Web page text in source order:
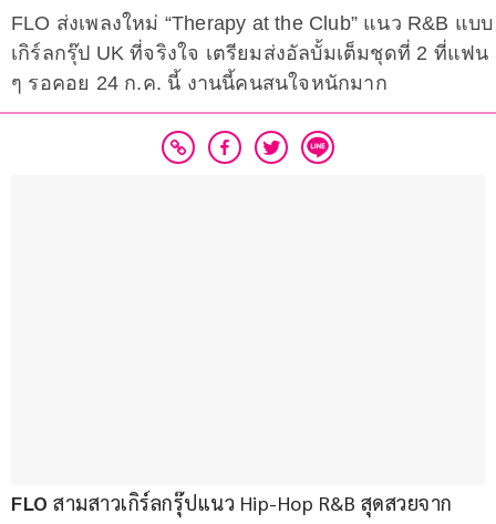
FLO ส่งเพลงใหม่ “Therapy at the Club” แนว R&B แบบ
เกิร์ลกรุ๊ป UK ที่จริงใจ เตรียมส่งอัลบั้มเต็มชุดที่ 2 ที่แฟน
ๆ รอคอย 24 ก.ค. นี้ งานนี้คนสนใจหนักมาก
FLO สามสาวเกิร์ลกรุ๊ปแนว Hip-Hop R&B สุดสวยจาก